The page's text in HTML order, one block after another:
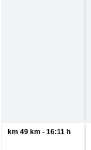
km 49 km - 16:11 h